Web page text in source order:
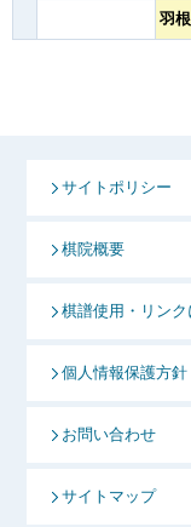
羽
サイトポリシー
棋院概要
棋譜使用・リンク
個人情報保護方針
お問い合わせ
サイトマップ